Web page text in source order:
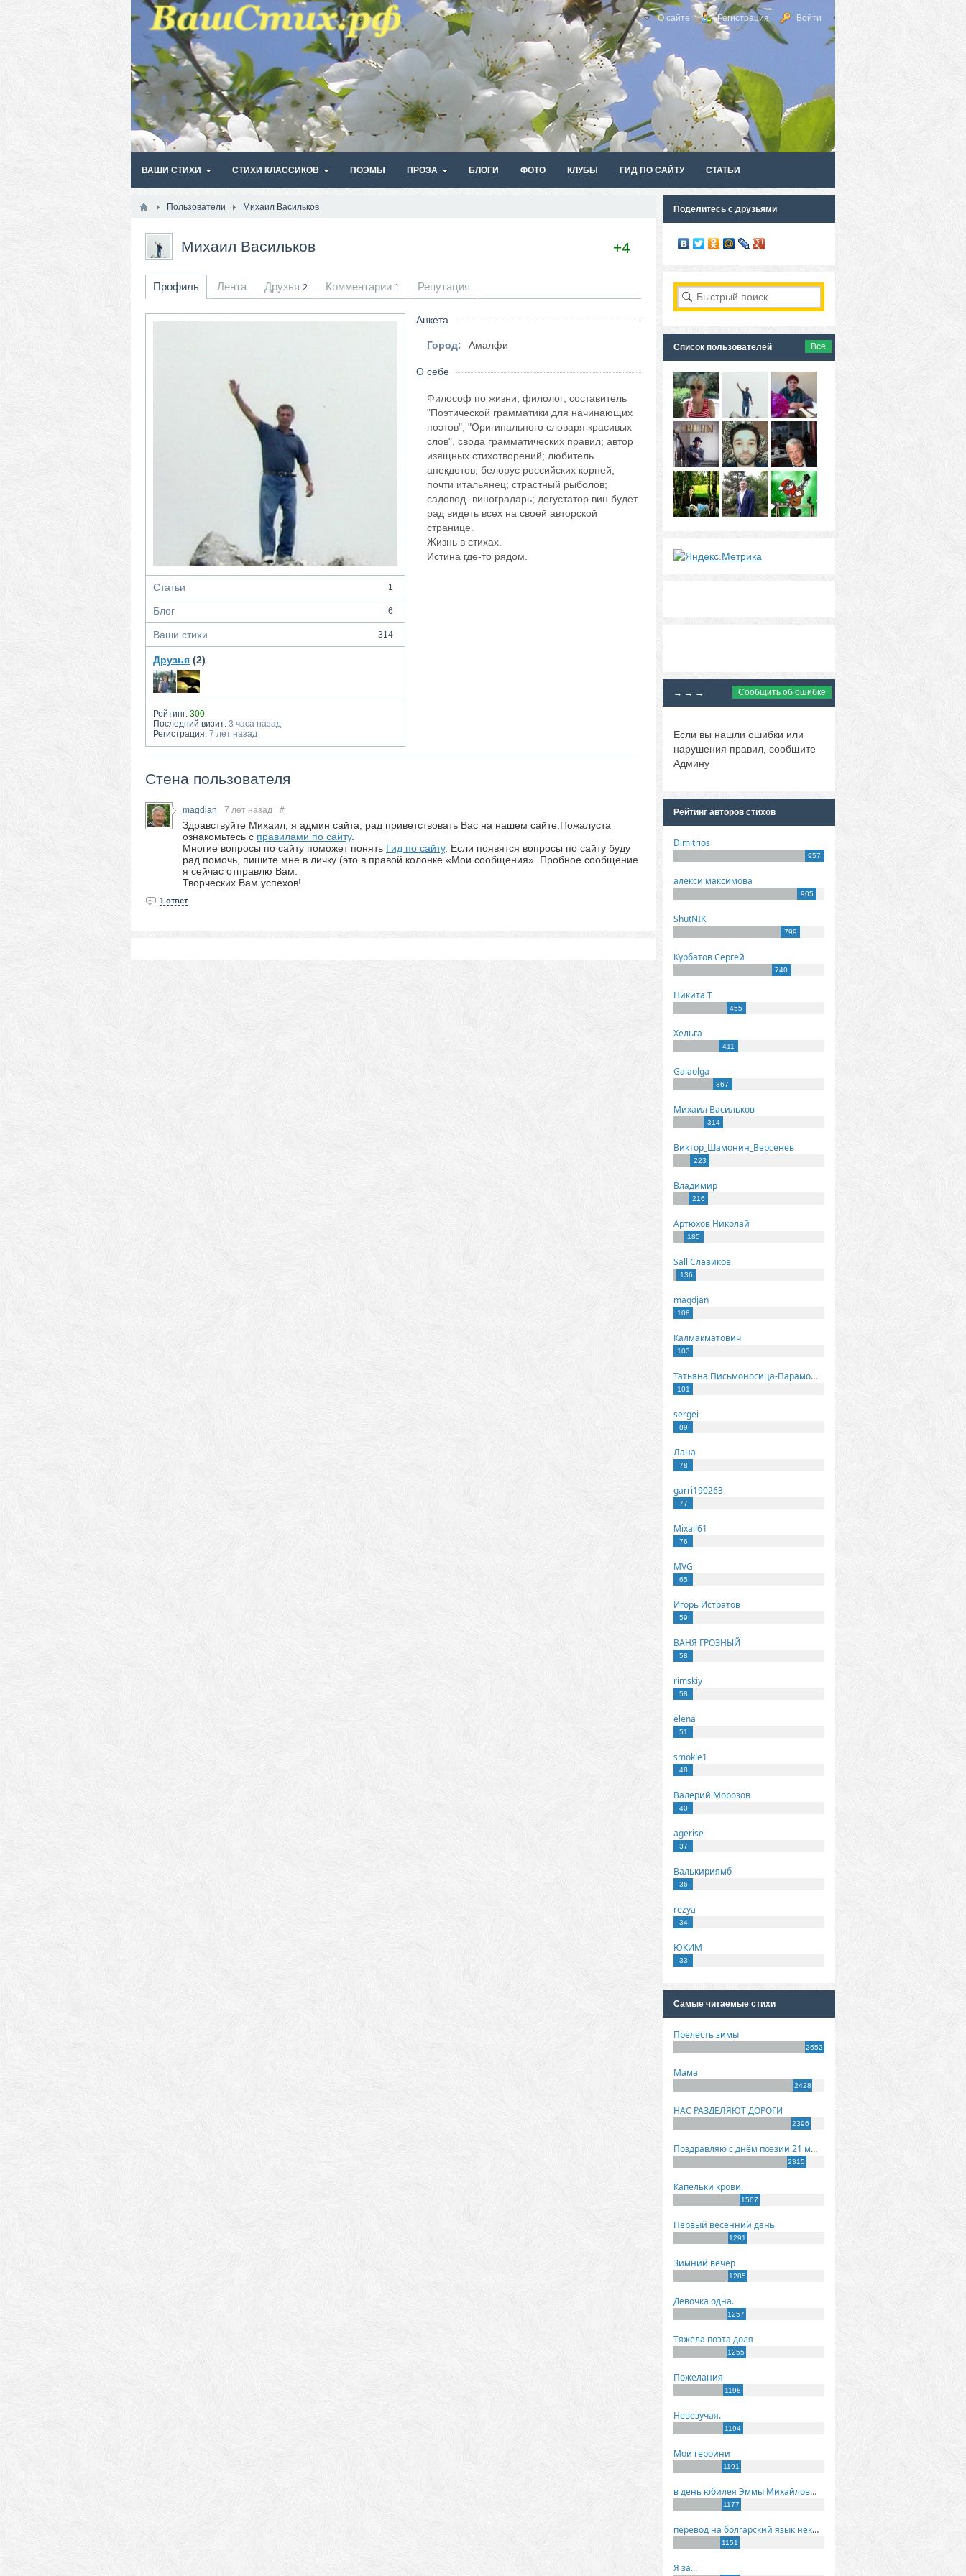
О сайте Регистрация Войти
ВАШИ СТИХИ СТИХИ КЛАССИКОВ ПОЭМЫ ПРОЗА БЛОГИ ФОТО КЛУБЫ ГИД ПО САЙТУ СТАТЬИ
Пользователи Михаил Васильков
+4
Михаил Васильков
Профиль Лента Друзья 2 Комментарии 1 Репутация
Статьи 1
Блог 6
Ваши стихи 314
Друзья (2)
Рейтинг: 300
Последний визит: 3 часа назад
Регистрация: 7 лет назад
Анкета
Город: Амалфи
О себе
Философ по жизни; филолог; составитель
"Поэтической грамматики для начинающих
поэтов", "Оригинального словаря красивых
слов", свода грамматических правил; автор
изящных стихотворений; любитель
анекдотов; белорус российских корней,
почти итальянец; страстный рыболов;
садовод- виноградарь; дегустатор вин будет
рад видеть всех на своей авторской
странице.
Жизнь в стихах.
Истина где-то рядом.
Стена пользователя
magdjan 7 лет назад #
Здравствуйте Михаил, я админ сайта, рад приветствовать Вас на нашем сайте.Пожалуста
ознакомьтесь с правилами по сайту.
Многие вопросы по сайту поможет понять Гид по сайту. Если появятся вопросы по сайту буду
рад помочь, пишите мне в личку (это в правой колонке «Мои сообщения». Пробное сообщение
я сейчас отправлю Вам.
Творческих Вам успехов!
1 ответ
Поделитесь с друзьями
Список пользователей Все
→ → → Сообщить об ошибке
Если вы нашли ошибки или
нарушения правил, сообщите
Админу
Рейтинг авторов стихов
Dimitrios
957
алекси максимова
905
ShutNIK
799
Курбатов Сергей
740
Никита Т
455
Хельга
411
Galaolga
367
Михаил Васильков
314
Виктор_Шамонин_Версенев
223
Владимир
216
Артюхов Николай
185
Sall Славиков
136
magdjan
108
Калмакматович
103
Татьяна Письмоносица-Парамонова
101
sergei
89
Лана
78
garri190263
77
Mixail61
76
MVG
65
Игорь Истратов
59
ВАНЯ ГРОЗНЫЙ
58
rimskiy
58
elena
51
smokie1
48
Валерий Морозов
40
agerise
37
Валькириямб
36
rezya
34
ЮКИМ
33
Самые читаемые стихи
Прелесть зимы
2652
Мама
2428
НАС РАЗДЕЛЯЮТ ДОРОГИ
2396
Поздравляю с днём поэзии 21 марта!
2315
Капельки крови.
1507
Первый весенний день
1291
Зимний вечер
1285
Девочка одна.
1257
Тяжела поэта доля
1255
Пожелания
1198
Невезучая.
1194
Мои героини
1191
в день юбилея Эммы Михайловны Киселевой
1177
перевод на болгарский язык некоторых моих стихов
1151
Я за...